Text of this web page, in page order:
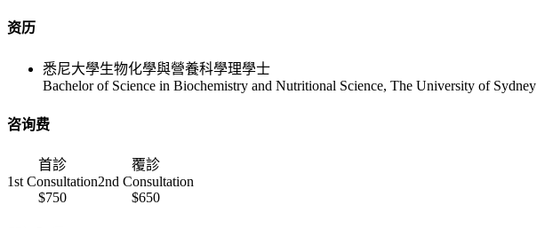
资历
悉尼大學生物化學與營養科學理學士
Bachelor of Science in Biochemistry and Nutritional Science, The University of Sydney
咨询费
首診
1st Consultation
覆診
2nd Consultation
$750
$650